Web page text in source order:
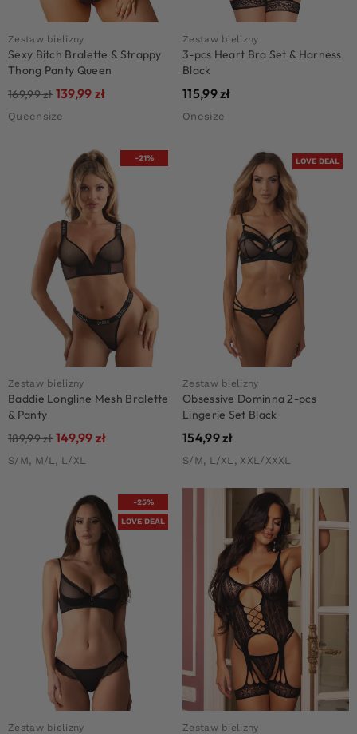
Zestaw bielizny
Sexy Bitch Bralette & Strappy
Thong Panty Queen
169,99zł139,99 zł
Queensize
Zestaw bielizny
3-pcs Heart Bra Set & Harness
Black
115,99zł
Onesize
-21%
Zestaw bielizny
Baddie Longline Mesh Bralette
& Panty
189,99zł149,99 zł
S/M, M/L, L/XL
LOVE DEAL
Zestaw bielizny
Obsessive Dominna 2-pcs
Lingerie Set Black
154,99zł
S/M, L/XL, XXL/XXXL
-25%
LOVE DEAL
Zestaw bielizny Zestaw bielizny